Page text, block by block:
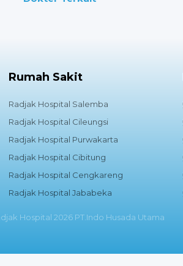
Rumah Sakit
Radjak Hospital Salemba
Radjak Hospital Cileungsi
Radjak Hospital Purwakarta
Radjak Hospital Cibitung
Radjak Hospital Cengkareng
Radjak Hospital Jababeka
Hospital 2026 PT.Indo Husada Utama